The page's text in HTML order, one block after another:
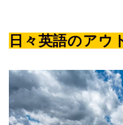
日々英語のアウ